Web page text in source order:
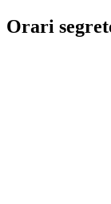
Orari